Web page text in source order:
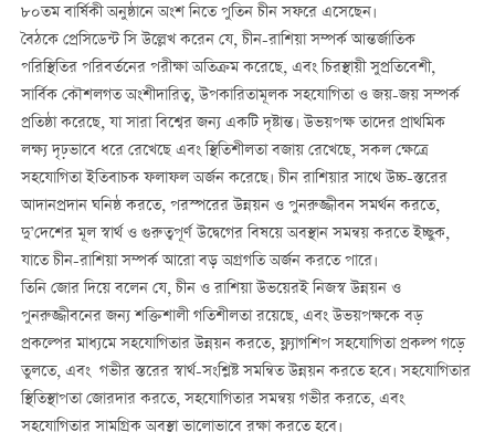
৮০তম বার্ষিকী অনুষ্ঠানে অংশ নিতে পুতিন চীন সফরে এসেছেন।
বৈঠকে প্রেসিডেন্ট সি উল্লেখ করেন যে, চীন-রাশিয়া সম্পর্ক আন্তর্জাতিক
পরিস্থিতির পরিবর্তনের পরীক্ষা অতিক্রম করেছে, এবং চিরস্থায়ী সুপ্রতিবেশী,
সার্বিক কৌশলগত অংশীদারিত্ব, উপকারিতামূলক সহযোগিতা ও জয়-জয় সম্পর্ক
প্রতিষ্ঠা করেছে, যা সারা বিশ্বের জন্য একটি দৃষ্টান্ত। উভয়পক্ষ তাদের প্রাথমিক
লক্ষ্য দৃঢ়ভাবে ধরে রেখেছে এবং স্থিতিশীলতা বজায় রেখেছে, সকল ক্ষেত্রে
সহযোগিতা ইতিবাচক ফলাফল অর্জন করেছে। চীন রাশিয়ার সাথে উচ্চ-স্তরের
আদানপ্রদান ঘনিষ্ঠ করতে, পরস্পরের উন্নয়ন ও পুনরুজ্জীবন সমর্থন করতে,
দু’দেশের মূল স্বার্থ ও গুরুত্বপূর্ণ উদ্বেগের বিষয়ে অবস্থান সমন্বয় করতে ইচ্ছুক,
যাতে চীন-রাশিয়া সম্পর্ক আরো বড় অগ্রগতি অর্জন করতে পারে।
তিনি জোর দিয়ে বলেন যে, চীন ও রাশিয়া উভয়েরই নিজস্ব উন্নয়ন ও
পুনরুজ্জীবনের জন্য শক্তিশালী গতিশীলতা রয়েছে, এবং উভয়পক্ষকে বড়
প্রকল্পের মাধ্যমে সহযোগিতার উন্নয়ন করতে, ফ্ল্যাগশিপ সহযোগিতা প্রকল্প গড়ে
তুলতে, এবং গভীর স্তরের স্বার্থ-সংশ্লিষ্ট সমন্বিত উন্নয়ন করতে হবে। সহযোগিতার
স্থিতিস্থাপতা জোরদার করতে, সহযোগিতার সমন্বয় গভীর করতে, এবং